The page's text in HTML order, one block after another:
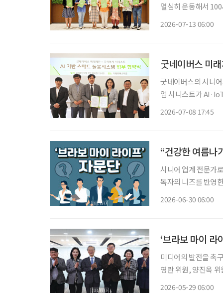
열심히 운동해서
2026-07-13 06:00
굿네이버스의 시니
업 시니스트가
2026-07-08 17:45
“건강한 여름나
시니어 업계 전문가로
독자의 니즈를 반영한
2026-06-30 06:00
‘브라보 마이 라
미디어의 발전을 촉
영란 위원, 양진옥 위
2026-05-29 06:00